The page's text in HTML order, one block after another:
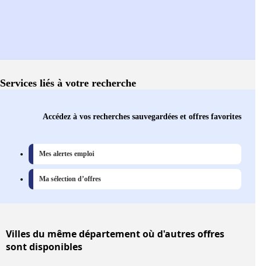
Services liés à votre recherche
Accédez à vos recherches sauvegardées et offres favorites
Mes alertes emploi
Ma sélection d’offres
Villesdu même département où d'autres offres
sont disponibles